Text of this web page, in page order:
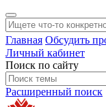
Главная Обсудить
Личный кабинет
Поиск по сайту
Расширенный поиск